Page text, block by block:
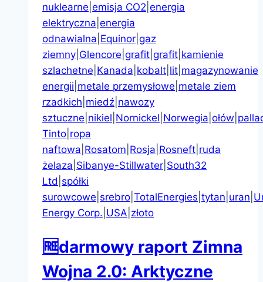
nuklearne emisja CO2 energia
elektryczna energia
odnawialna Equinor gaz
ziemny Glencore grafit grafit kamienie
szlachetne Kanada kobalt lit magazynowanie
energii metale przemysłowe metale ziem
rzadkich miedź nawozy
sztuczne nikiel Nornickel Norwegia ołów
Tinto ropa
naftowa Rosatom Rosja Rosneft ruda
żelaza Sibanye-Stillwater South32
Ltd spółki
surowcowe srebro TotalEnergies tytan uran
Energy Corp. USA złoto
🆓darmowy raport Zimna
Wojna 2.0: Arktyczne